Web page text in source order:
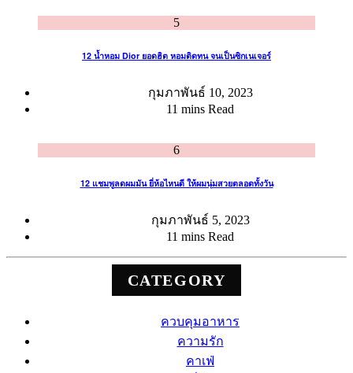
5
12 น้ำหอม Dior ยอดฮิต หอมติดทน จนเป็นซิกเนเจอร์
กุมภาพันธ์ 10, 2023
11 mins Read
6
12 แชมพูลดผมมัน ยี่ห้อไหนดี ให้ผมนุ่มสวยตลอดทั้งวัน
กุมภาพันธ์ 5, 2023
11 mins Read
CATEGORY
ควบคุมอาหาร
ความรัก
คาเฟ่